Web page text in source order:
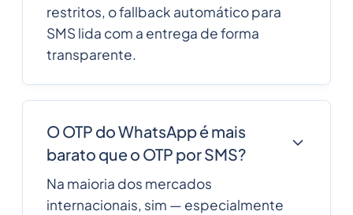
restritos, o fallback automático para
SMS lida com a entrega de forma
transparente.
O OTP do WhatsApp é mais
barato que o OTP por SMS?
Na maioria dos mercados
internacionais, sim — especialmente